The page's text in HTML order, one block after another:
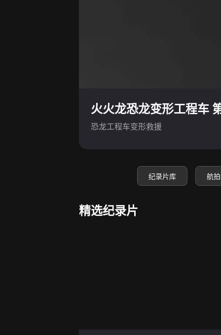
恐龙工程车变形救援
纪录片库 航
精选纪录片